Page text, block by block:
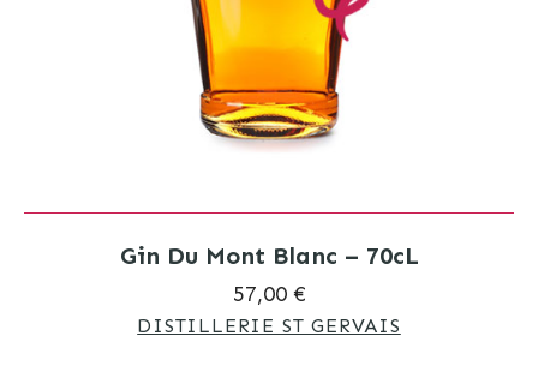
Gin Du Mont Blanc – 70cL
57,00 €
DISTILLERIE ST GERVAIS